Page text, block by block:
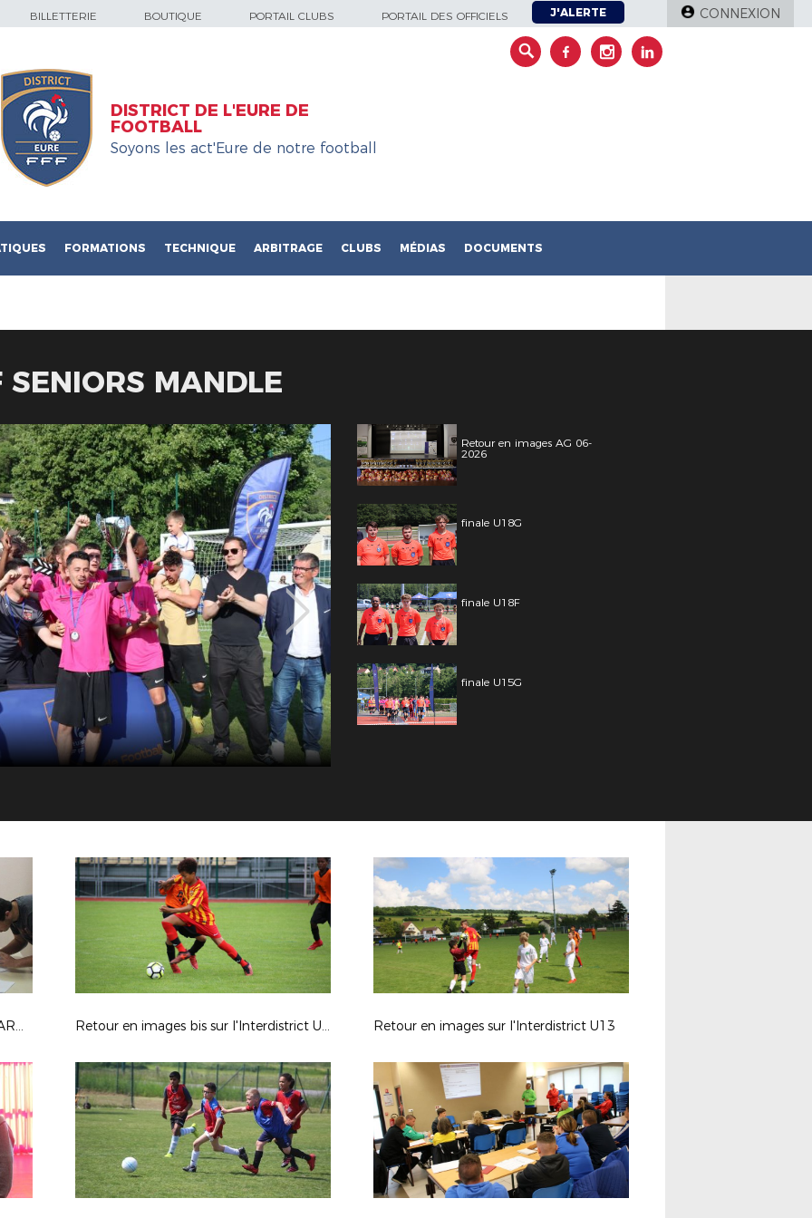
BILLETTERIE BOUTIQUE PORTAIL CLUBS PORTAIL DES OFFICIELS J'ALERTE CONNEXION
DISTRICT DE L'EURE DE
FOOTBALL
Soyons les act'Eure de notre football
FORMATIONS TECHNIQUE ARBITRAGE CLUBS MÉDIAS DOCUMENTS
SENIORS MANDLE
Retour en images AG 06-
2026
finale U18G
finale U18F
finale U15G
REUNION DE FIN DE SAISON DES ARBITRES Retour en images bis sur l'Interdistrict U13 Retour en images sur l'Interdistrict U13